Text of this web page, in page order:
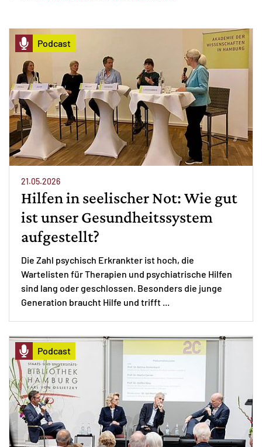
Podcast
21.05.2026
Hilfen in seelischer Not: Wie gut
ist unser Gesundheitssystem
aufgestellt?
Die Zahl psychisch Erkrankter ist hoch, die
Wartelisten für Therapien und psychiatrische Hilfen
sind lang oder geschlossen. Besonders die junge
Generation braucht Hilfe und trifft ...
Podcast